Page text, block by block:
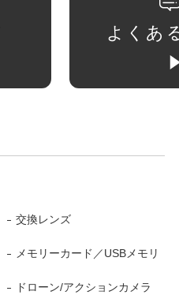
よくあ
交換レンズ
メモリーカード／USBメモリ
ドローン/アクションカメラ